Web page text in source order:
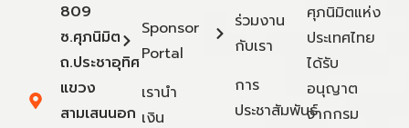
809
ซ.ศุภนิมิต
ถ.ประชาอุทิศ
แขวง
สามเสนนอก
Sponsor
Portal
เรานำ
เงิน
ร่วมงาน
กับเรา
การ
ประชาสัมพันธ์
ศุภนิมิตแห่ง
ประเทศไทย
ได้รับ
อนุญาต
จากกรม